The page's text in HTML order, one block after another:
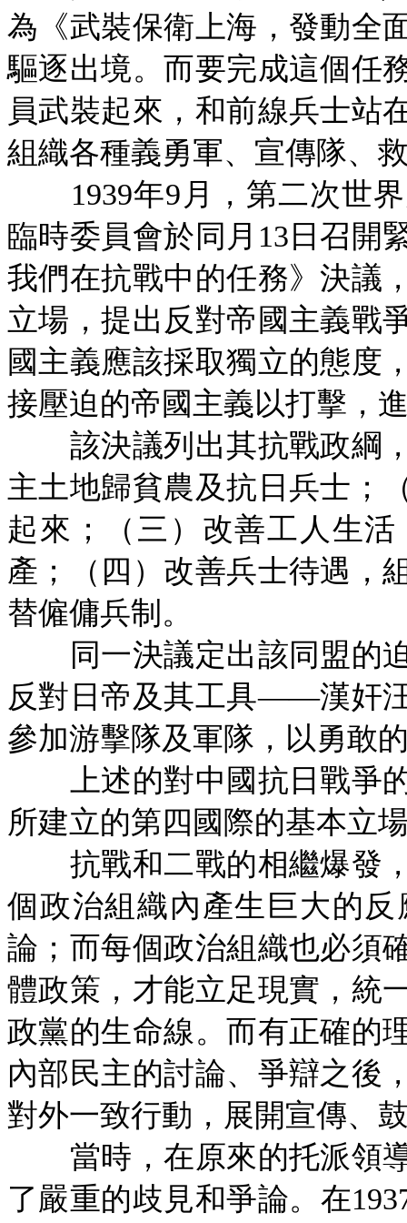
為《武裝保衛上海，發動全
驅逐出境。而要完成這個任
員武裝起來，和前線兵士站
組織各種義勇軍、宣傳隊、
1939年9月，第二次世
臨時委員會於同月13日召開
我們在抗戰中的任務》決議
立場，提出反對帝國主義戰
國主義應該採取獨立的態度
接壓迫的帝國主義以打擊，
該決議列出其抗戰政綱，
主土地歸貧農及抗日兵士；
起來；（三）改善工人生
產；（四）改善兵士待遇，
替僱傭兵制。
同一決議定出該同盟的迫
反對日帝及其工具——漢奸汪
參加游擊隊及軍隊，以勇敢
上述的對中國抗日戰爭的
所建立的第四國際的基本立
抗戰和二戰的相繼爆發，
個政治組織內產生巨大的
論；而每個政治組織也必須
體政策，才能立足現實，統
政黨的生命線。而有正確的
內部民主的討論、爭辯之後
對外一致行動，展開宣傳、
當時，在原來的托派領導
了嚴重的歧見和爭論。在